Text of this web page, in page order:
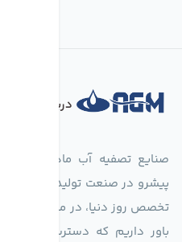
درباره فروشگاه
پیشرو در صنعت تولید تجهیزات
تخصص روز دنیا، در مسیر تأمین
باور داریم که دسترسی به آب